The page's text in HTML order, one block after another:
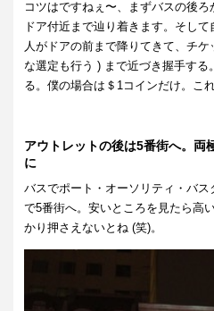
コツはですねぇ〜、まずバスの後
ドア付近まで辿り着きます。そし
人がドアの前まで降りてきて、チ
な選定も行う ) まで近づき握手す
る。僕の場合は＄1コインだけ。こ
アウトレットの後は5番街へ。両
に
バスでポート・オーソリティ・バ
で5番街へ。安いところを見たら高
かり押さえないとね (笑)。